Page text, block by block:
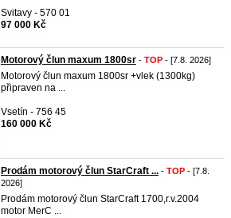
Svitavy - 570 01
97 000 Kč
Motorový člun maxum 1800sr - TOP - [7.8. 2026]
Motorový člun maxum 1800sr +vlek (1300kg)
připraven na ...
Vsetín - 756 45
160 000 Kč
Prodám motorový člun StarCraft ... - TOP - [7.8.
2026]
Prodám motorový člun StarCraft 1700,r.v.2004
motor MerC ...